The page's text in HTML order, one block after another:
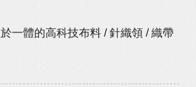
一體的高科技布料 / 針織領 / 織帶